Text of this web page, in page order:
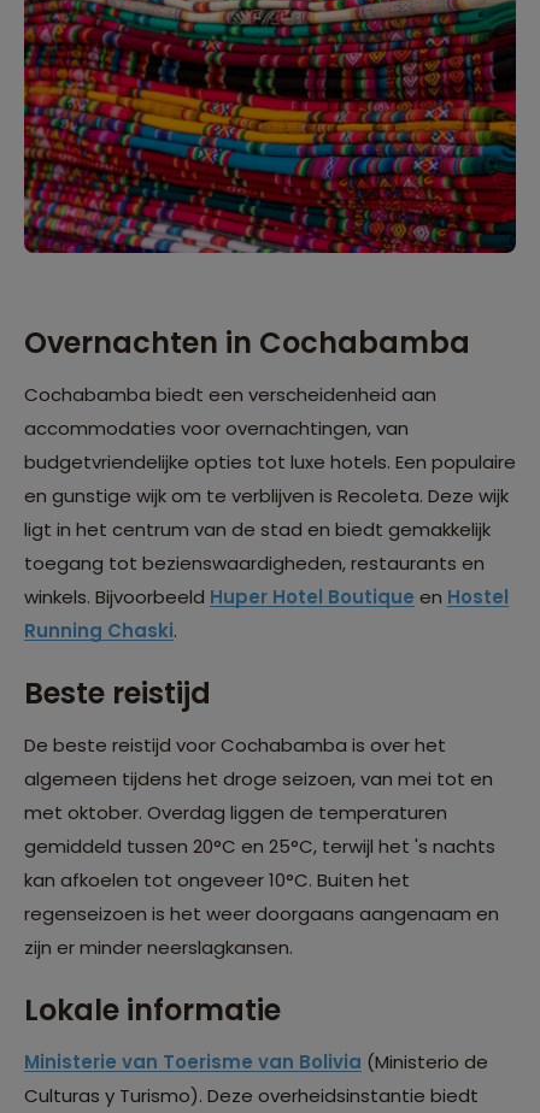
Overnachten in Cochabamba
Cochabamba biedt een verscheidenheid aan
accommodaties voor overnachtingen, van
budgetvriendelijke opties tot luxe hotels. Een populaire
en gunstige wijk om te verblijven is Recoleta. Deze wijk
ligt in het centrum van de stad en biedt gemakkelijk
toegang tot bezienswaardigheden, restaurants en
winkels. Bijvoorbeeld Huper Hotel Boutique en Hostel
Running Chaski.
Beste reistijd
De beste reistijd voor Cochabamba is over het
algemeen tijdens het droge seizoen, van mei tot en
met oktober. Overdag liggen de temperaturen
gemiddeld tussen 20°C en 25°C, terwijl het 's nachts
kan afkoelen tot ongeveer 10°C. Buiten het
regenseizoen is het weer doorgaans aangenaam en
zijn er minder neerslagkansen.
Lokale informatie
Ministerie van Toerisme van Bolivia (Ministerio de
Culturas y Turismo). Deze overheidsinstantie biedt